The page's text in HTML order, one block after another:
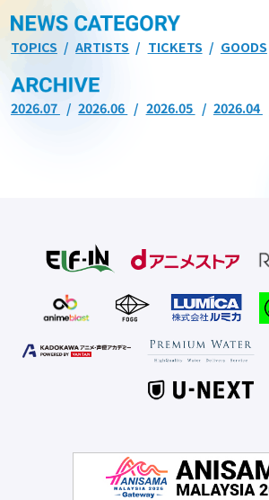
TOPICS ARTISTS TICKETS GOODS
2026.07 2026.06 2026.05 2026.04